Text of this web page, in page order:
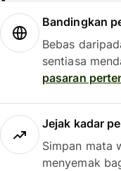
Bandingkan
Bebas
sentiasa
pasaran
Jejak kadar
Simpan mata
menyemak